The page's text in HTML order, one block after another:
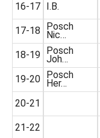
16-17
17-18
18-19
19-20
20-21
21-22
I.B.
Posch
Nic…
Posch
Joh…
Posch
Her…